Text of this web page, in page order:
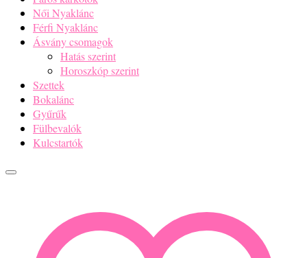
Női Nyaklánc
Férfi Nyaklánc
Ásvány csomagok
Hatás szerint
Horoszkóp szerint
Szettek
Bokalánc
Gyűrűk
Fülbevalók
Kulcstartók